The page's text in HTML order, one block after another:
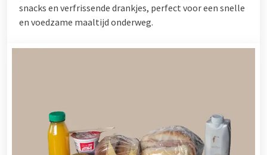
snacks en verfrissende drankjes, perfect voor een snelle
en voedzame maaltijd onderweg.